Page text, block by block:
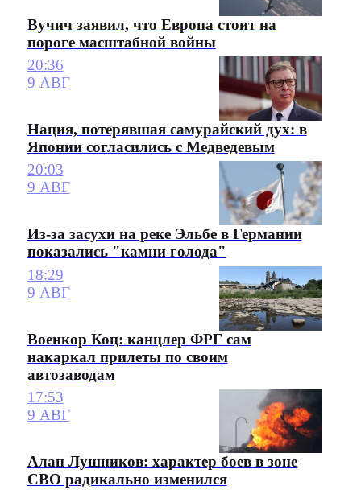
Вучич заявил, что Европа стоит на
пороге масштабной войны
20:36
9 АВГ
Нация, потерявшая самурайский дух: в
Японии согласились с Медведевым
20:03
9 АВГ
Из-за засухи на реке Эльбе в Германии
показались "камни голода"
18:29
9 АВГ
Военкор Коц: канцлер ФРГ сам
накаркал прилеты по своим
автозаводам
17:53
9 АВГ
Алан Лушников: характер боев в зоне
СВО радикально изменился